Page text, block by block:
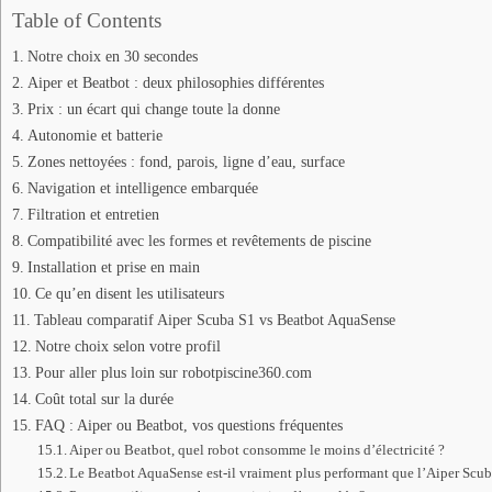
Table of Contents
Notre choix en 30 secondes
Aiper et Beatbot : deux philosophies différentes
Prix : un écart qui change toute la donne
Autonomie et batterie
Zones nettoyées : fond, parois, ligne d’eau, surface
Navigation et intelligence embarquée
Filtration et entretien
Compatibilité avec les formes et revêtements de piscine
Installation et prise en main
Ce qu’en disent les utilisateurs
Tableau comparatif Aiper Scuba S1 vs Beatbot AquaSense
Notre choix selon votre profil
Pour aller plus loin sur robotpiscine360.com
Coût total sur la durée
FAQ : Aiper ou Beatbot, vos questions fréquentes
Aiper ou Beatbot, quel robot consomme le moins d’électricité ?
Le Beatbot AquaSense est-il vraiment plus performant que l’Aiper